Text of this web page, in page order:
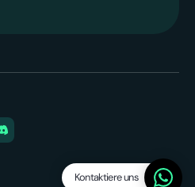
Kontaktiere uns